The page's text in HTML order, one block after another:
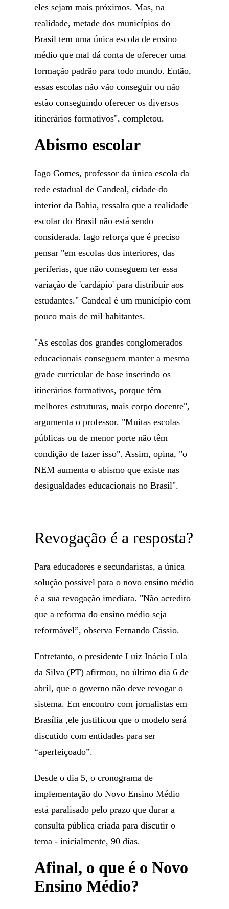
eles sejam mais próximos. Mas, na
realidade, metade dos municípios do
Brasil tem uma única escola de ensino
médio que mal dá conta de oferecer uma
formação padrão para todo mundo. Então,
essas escolas não vão conseguir ou não
estão conseguindo oferecer os diversos
itinerários formativos", completou.
Abismo escolar
Iago Gomes, professor da única escola da
rede estadual de Candeal, cidade do
interior da Bahia, ressalta que a realidade
escolar do Brasil não está sendo
considerada. Iago reforça que é preciso
pensar "em escolas dos interiores, das
periferias, que não conseguem ter essa
variação de 'cardápio' para distribuir aos
estudantes." Candeal é um município com
pouco mais de mil habitantes.
"As escolas dos grandes conglomerados
educacionais conseguem manter a mesma
grade curricular de base inserindo os
itinerários formativos, porque têm
melhores estruturas, mais corpo docente",
argumenta o professor. "Muitas escolas
públicas ou de menor porte não têm
condição de fazer isso". Assim, opina, "o
NEM aumenta o abismo que existe nas
desigualdades educacionais no Brasil".
Revogação é a resposta?
Para educadores e secundaristas, a única
solução possível para o novo ensino médio
é a sua revogação imediata. "Não acredito
que a reforma do ensino médio seja
reformável”, observa Fernando Cássio.
Entretanto, o presidente Luiz Inácio Lula
da Silva (PT) afirmou, no último dia 6 de
abril, que o governo não deve revogar o
sistema. Em encontro com jornalistas em
Brasília ,ele justificou que o modelo será
discutido com entidades para ser
“aperfeiçoado”.
Desde o dia 5, o cronograma de
implementação do Novo Ensino Médio
está paralisado pelo prazo que durar a
consulta pública criada para discutir o
tema - inicialmente, 90 dias.
Afinal, o que é o Novo
Ensino Médio?